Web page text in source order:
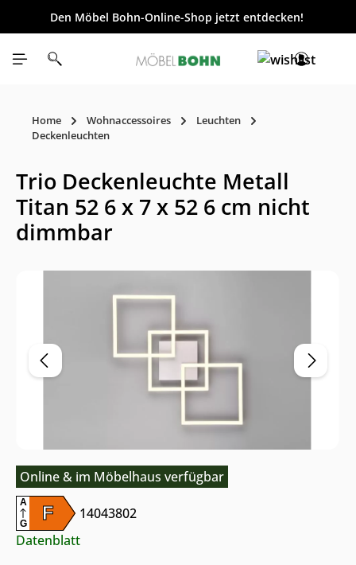
springen
Den Möbel Bohn-Online-Shop jetzt entdecken!
Home Wohnaccessoires
Leuchten
Deckenleuchten
Trio Deckenleuchte Metall
Titan 52 6 x 7 x 52 6 cm nicht
dimmbar
Online & im Möbelhaus verfügbar
F
A
G
14043802
Datenblatt